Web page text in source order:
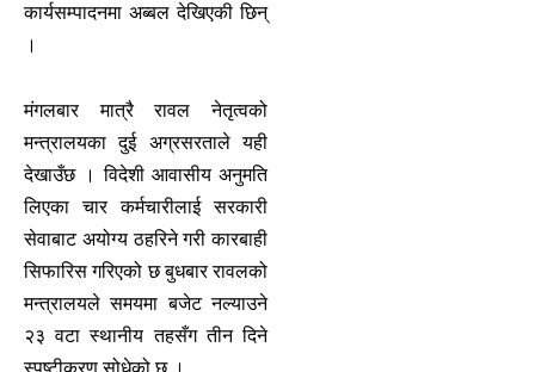
कार्यसम्पादनमा अब्बल देखिएकी छिन्
।
मंगलबार मात्रै रावल नेतृत्वको
मन्त्रालयका दुई अग्रसरताले यही
देखाउँछ । विदेशी आवासीय अनुमति
लिएका चार कर्मचारीलाई सरकारी
सेवाबाट अयोग्य ठहरिने गरी कारबाही
सिफारिस गरिएको छ बुधबार रावलको
मन्त्रालयले समयमा बजेट नल्याउने
२३ वटा स्थानीय तहसँग तीन दिने